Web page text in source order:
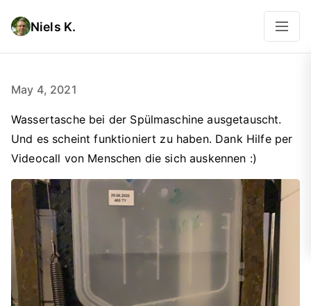
Niels K.
May 4, 2021
Wassertasche bei der Spülmaschine ausgetauscht.
Und es scheint funktioniert zu haben. Dank Hilfe per
Videocall von Menschen die sich auskennen :)